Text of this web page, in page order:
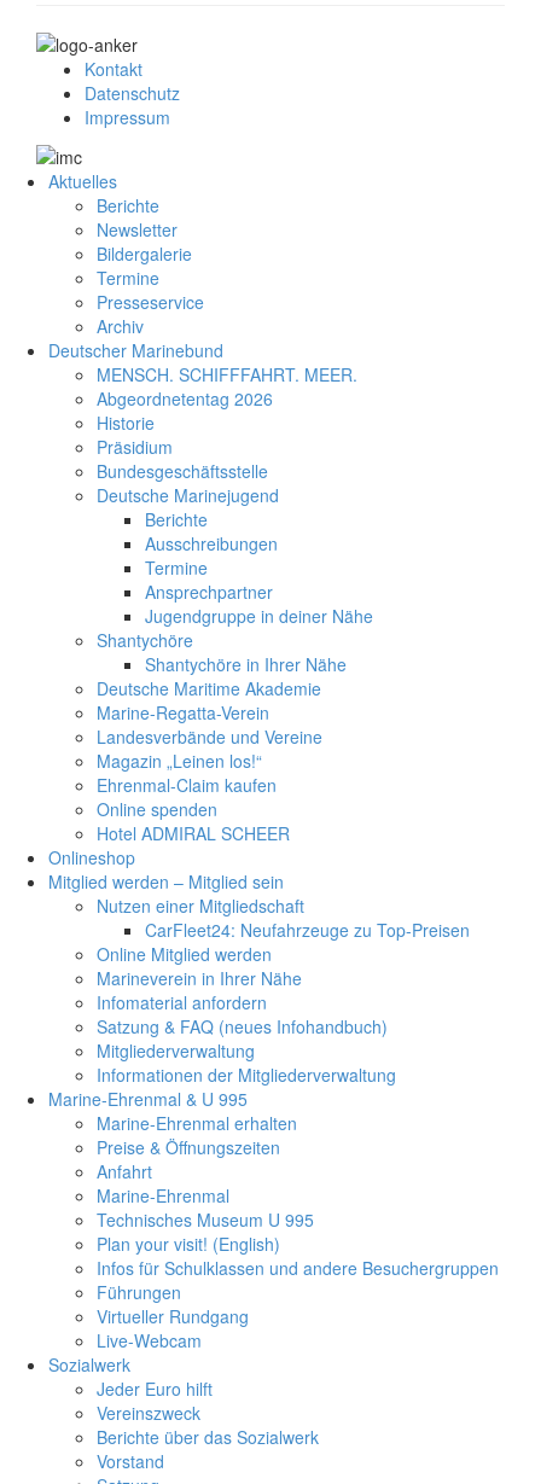
Kontakt
Datenschutz
Impressum
Aktuelles
Berichte
Newsletter
Bildergalerie
Termine
Presseservice
Archiv
Deutscher Marinebund
MENSCH. SCHIFFFAHRT. MEER.
Abgeordnetentag 2026
Historie
Präsidium
Bundesgeschäftsstelle
Deutsche Marinejugend
Berichte
Ausschreibungen
Termine
Ansprechpartner
Jugendgruppe in deiner Nähe
Shantychöre
Shantychöre in Ihrer Nähe
Deutsche Maritime Akademie
Marine-Regatta-Verein
Landesverbände und Vereine
Magazin „Leinen los!“
Ehrenmal-Claim kaufen
Online spenden
Hotel ADMIRAL SCHEER
Onlineshop
Mitglied werden – Mitglied sein
Nutzen einer Mitgliedschaft
CarFleet24: Neufahrzeuge zu Top-Preisen
Online Mitglied werden
Marineverein in Ihrer Nähe
Infomaterial anfordern
Satzung & FAQ (neues Infohandbuch)
Mitgliederverwaltung
Informationen der Mitgliederverwaltung
Marine-Ehrenmal & U 995
Marine-Ehrenmal erhalten
Preise & Öffnungszeiten
Anfahrt
Marine-Ehrenmal
Technisches Museum U 995
Plan your visit! (English)
Infos für Schulklassen und andere Besuchergruppen
Führungen
Virtueller Rundgang
Live-Webcam
Sozialwerk
Jeder Euro hilft
Vereinszweck
Berichte über das Sozialwerk
Vorstand